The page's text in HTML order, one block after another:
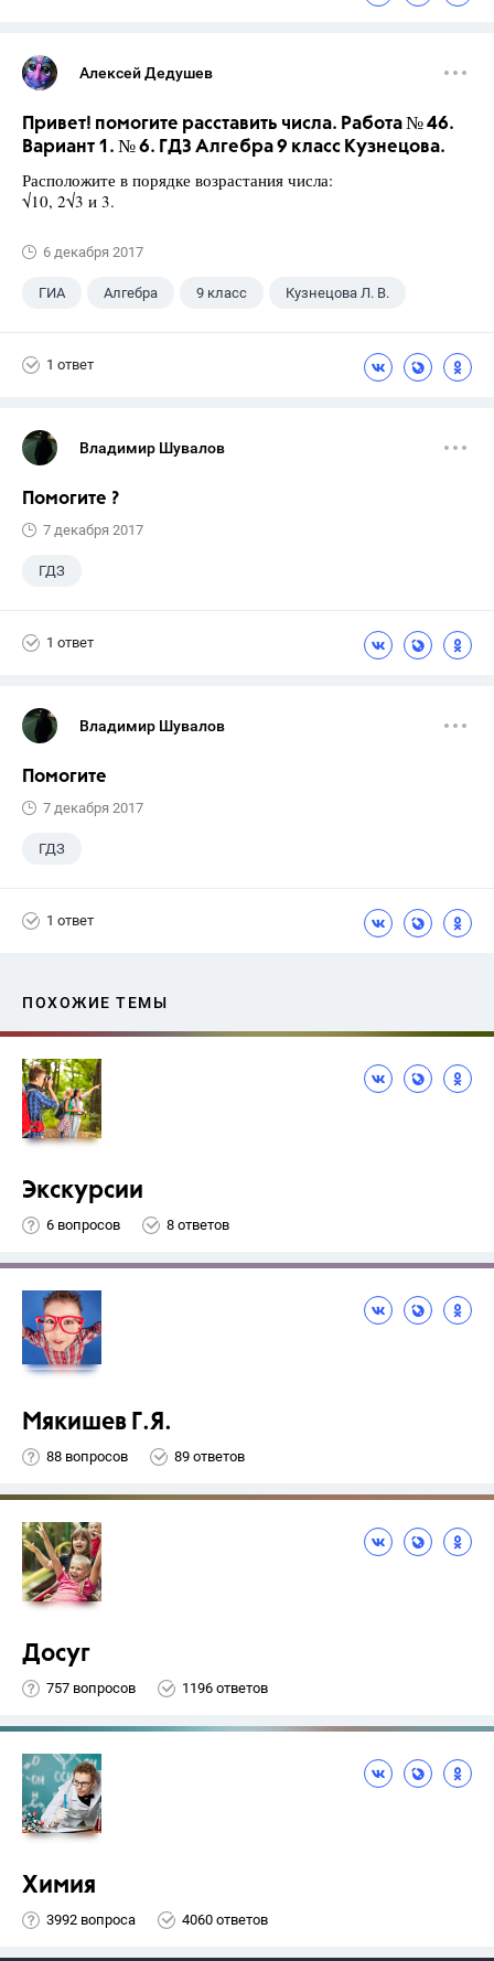
Алексей Дедушев
Привет! помогите расставить числа. Работа № 46.
Вариант 1. № 6. ГДЗ Алгебра 9 класс Кузнецова.
Расположите в порядке возрастания числа:
√10, 2√3 и 3.
6 декабря 2017
ГИА Алгебра 9 класс Кузнецова Л. В.
1 ответ
Владимир Шувалов
Помогите ?
7 декабря 2017
ГДЗ
1 ответ
Владимир Шувалов
Помогите
7 декабря 2017
ГДЗ
1 ответ
ПОХОЖИЕ ТЕМЫ
Экскурсии
6 вопросов 8 ответов
Мякишев Г.Я.
88 вопросов 89 ответов
Досуг
757 вопросов 1196 ответов
Химия
3992 вопроса 4060 ответов